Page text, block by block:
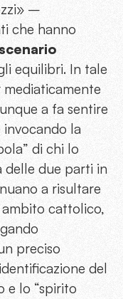
–
che hanno
scenario
equilibri. In tale
mediaticamente
a fa sentire
invocando la
di chi lo
delle due parti in
a risultare
cattolico,
preciso
del
e lo “spirito